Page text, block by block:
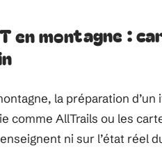
en montagne :
la préparation
comme AllTrails ou les
ni sur l’état réel